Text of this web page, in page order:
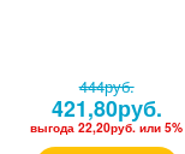
444руб.
421,80руб.
выгода22,20руб.или5%